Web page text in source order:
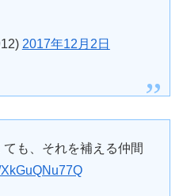
2017年12月2日
も、それを補える仲間